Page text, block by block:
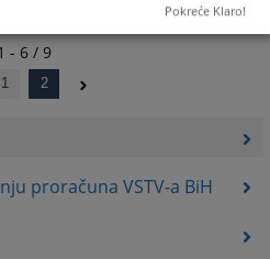
proračuna VSTV-a BiH
- 6 / 9
1 2
Pokreće Klaro!